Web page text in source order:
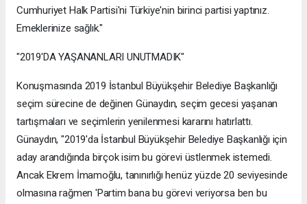
Cumhuriyet Halk Partisi'ni Türkiye'nin birinci partisi yaptınız.
Emeklerinize sağlık."
"2019'DA YAŞANANLARI UNUTMADIK"
Konuşmasında 2019 İstanbul Büyükşehir Belediye Başkanlığı
seçim sürecine de değinen Günaydın, seçim gecesi yaşanan
tartışmaları ve seçimlerin yenilenmesi kararını hatırlattı.
Günaydın, "2019'da İstanbul Büyükşehir Belediye Başkanlığı için
aday arandığında birçok isim bu görevi üstlenmek istemedi.
Ancak Ekrem İmamoğlu, tanınırlığı henüz yüzde 20 seviyesinde
olmasına rağmen 'Partim bana bu görevi veriyorsa ben bu